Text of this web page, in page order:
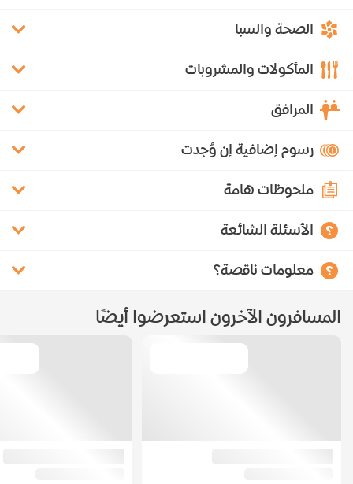
الصحة والسبا
المأكولات والمشروبات
المرافق
رسوم إضافية إن وُجدت
ملحوظات هامة
الأسئلة الشائعة
معلومات ناقصة؟
المسافرون الآخرون استعرضوا أيضًا